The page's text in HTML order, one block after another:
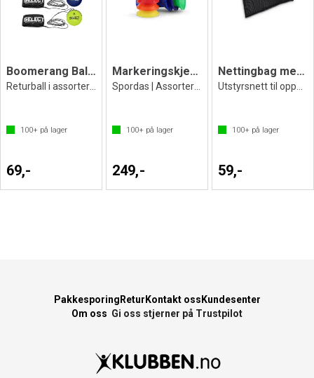
Boomerang Ball Select
Returball i assorterte farger
100+ på lager
69,-
Markeringskjegler 6 stk | 16 cm
Spordas | Assorterte farger
100+ på lager
249,-
Nettingbag mesh deluxe svart
Utstyrsnett til oppbevaring 90x60 cm
100+ på lager
59,-
Pakkesporing Retur Kontakt oss Kundesenter
Om oss Gi oss stjerner på Trustpilot